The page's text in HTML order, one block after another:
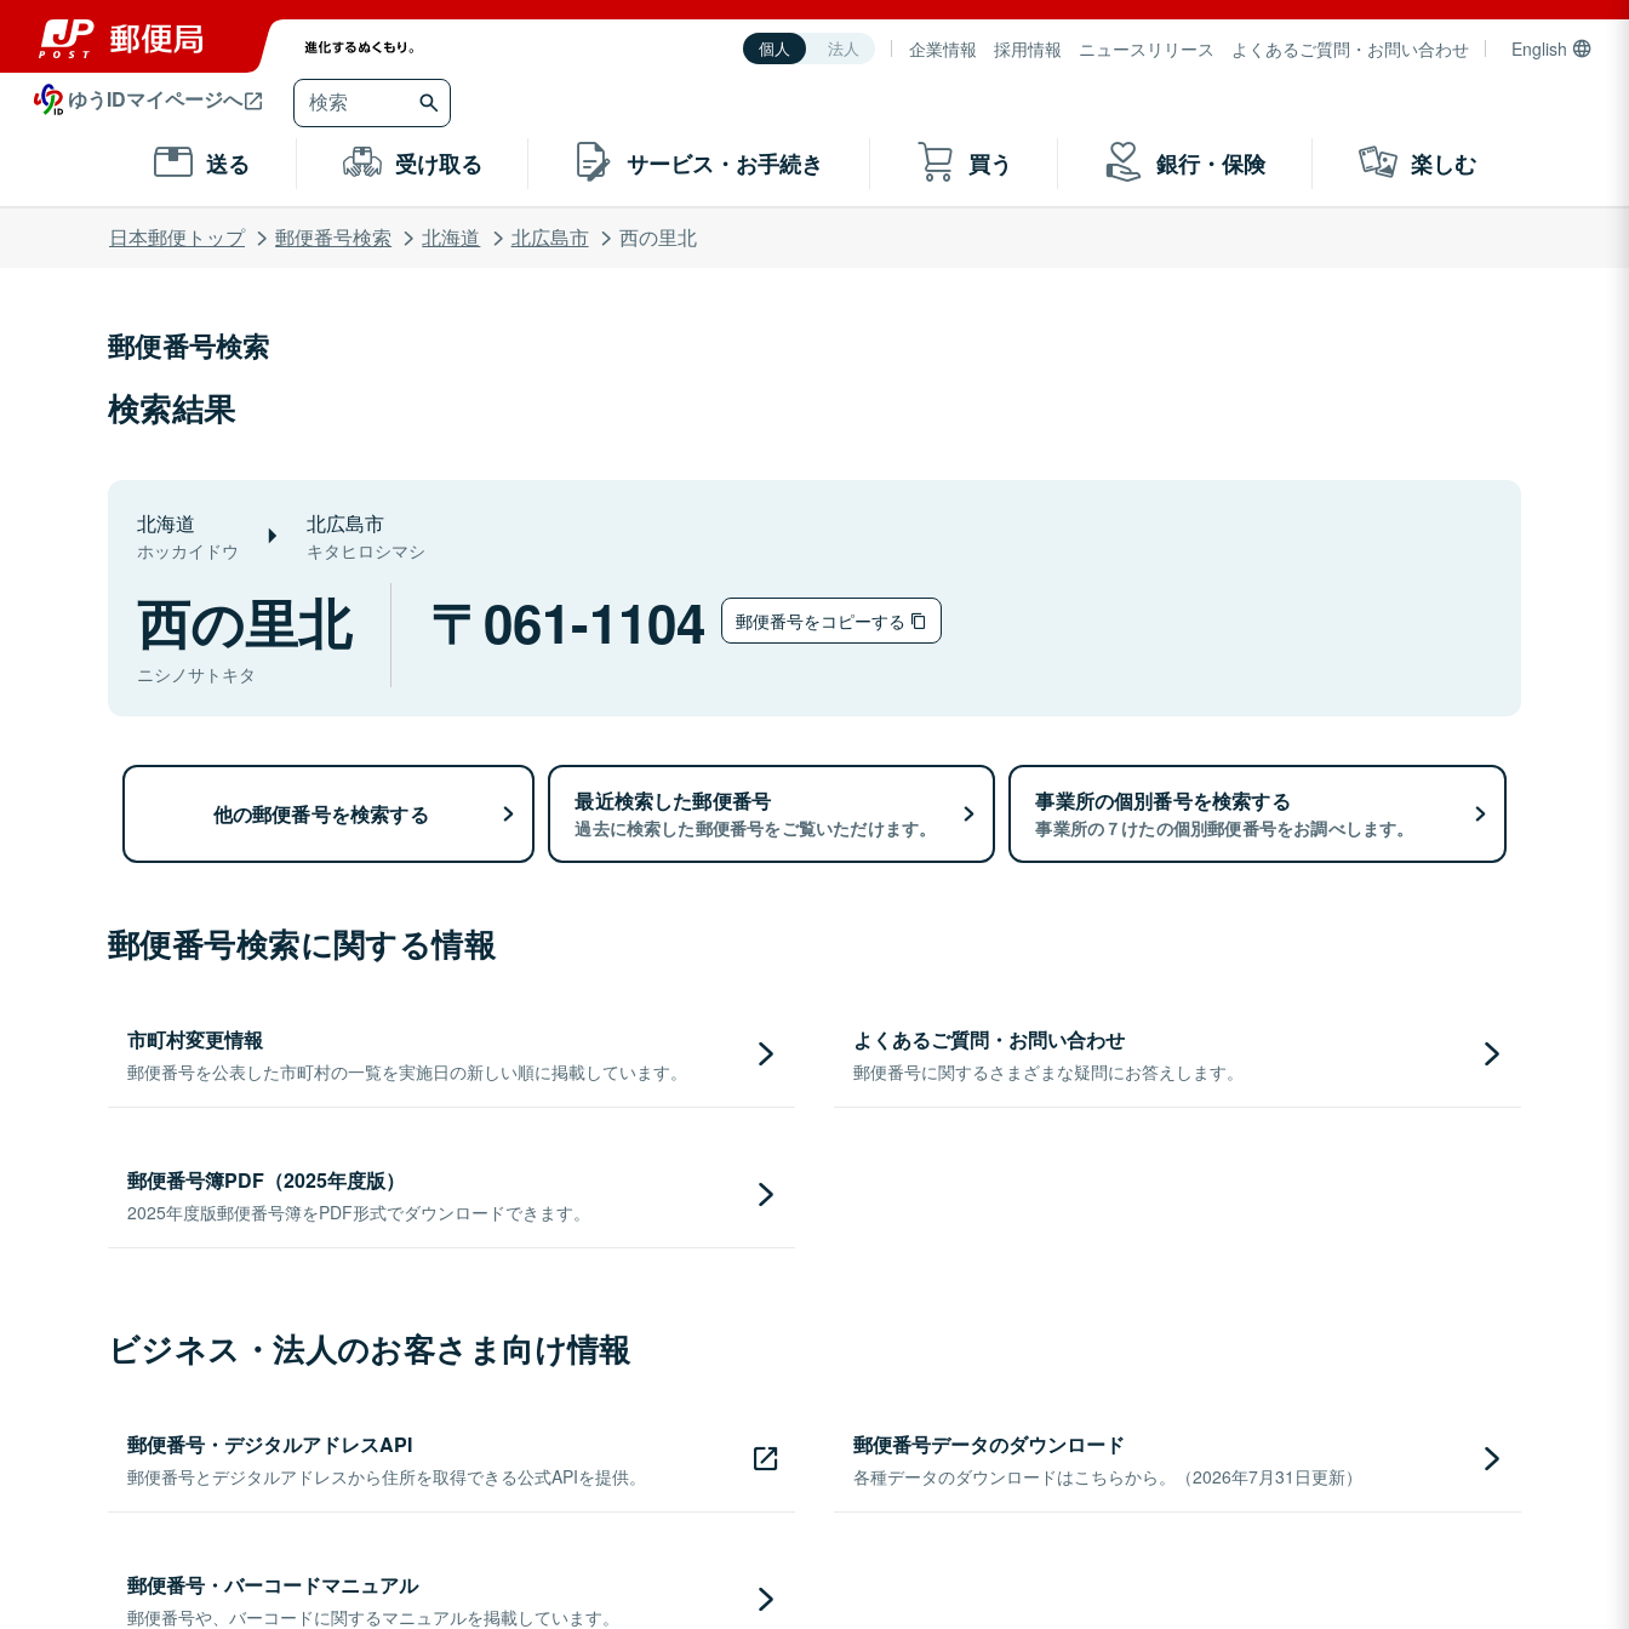
個人 法人 企業情報 採用情報 ニュースリリース よくあるご質問・お問い合わせ English
ゆうIDマイページへ
送る 受け取る サービス・お手続き 買う 銀行・保険 楽しむ
日本郵便トップ 郵便番号検索 北海道 北広島市 西の里北
郵便番号検索
検索結果
北海道
ホッカイドウ
北広島市
キタヒロシマシ
西の里北
ニシノサトキタ
061-1104 郵便番号をコピーする
他の郵便番号を検索する 最近検索した郵便番号
過去に検索した郵便番号をご覧いただけます。
事業所の個別番号を検索する
事業所の７けたの個別郵便番号をお調べします。
郵便番号検索に関する情報
市町村変更情報
郵便番号を公表した市町村の一覧を実施日の新しい順に掲載しています。
よくあるご質問・お問い合わせ
郵便番号に関するさまざまな疑問にお答えします。
郵便番号簿PDF（2025年度版）
2025年度版郵便番号簿をPDF形式でダウンロードできます。
ビジネス・法人のお客さま向け情報
郵便番号・デジタルアドレスAPI
郵便番号とデジタルアドレスから住所を取得できる公式APIを提供。
郵便番号データのダウンロード
各種データのダウンロードはこちらから。（2026年7月31日更新）
郵便番号・バーコードマニュアル
郵便番号や、バーコードに関するマニュアルを掲載しています。